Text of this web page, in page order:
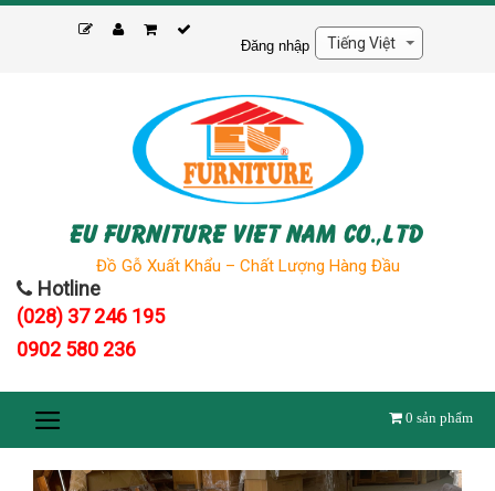
Skip
Đăng nhập
EU FURNITURE VIET NAM CO.,LTD
Đồ Gỗ Xuất Khẩu – Chất Lượng Hàng Đầu
Hotline
(028) 37 246 195
0902 580 236
0 sản phẩm